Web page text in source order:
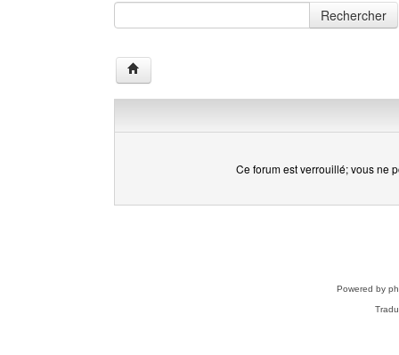
Recherche dans le forum
Rechercher
Ce forum est verrouillé; vous ne
Powered by